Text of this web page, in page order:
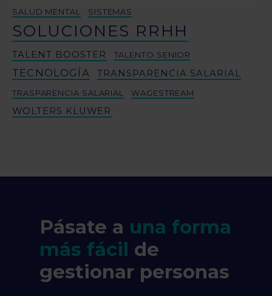
SALUD MENTAL
SISTEMAS
SOLUCIONES RRHH
TALENT BOOSTER TALENTO SENIOR
TECNOLOGÍA TRANSPARENCIA SALARIAL
TRASPARENCIA SALARIAL WAGESTREAM
WOLTERS KLUWER
Pásate a una forma
más fácil de
gestionar personas